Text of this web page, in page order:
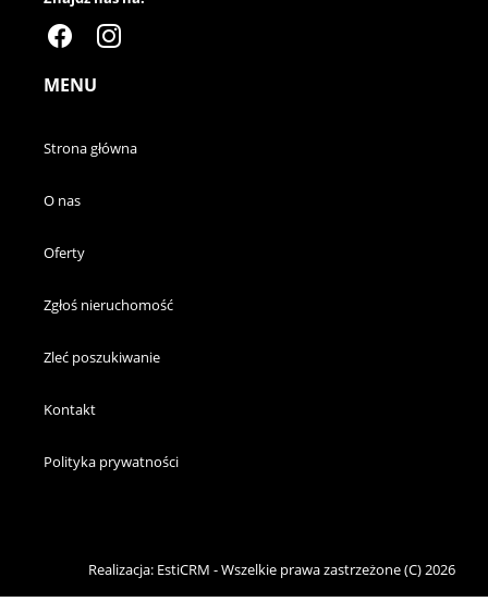
MENU
Strona główna
O nas
Oferty
Zgłoś nieruchomość
Zleć poszukiwanie
Kontakt
Polityka prywatności
Realizacja: EstiCRM - Wszelkie prawa zastrzeżone (C) 2026